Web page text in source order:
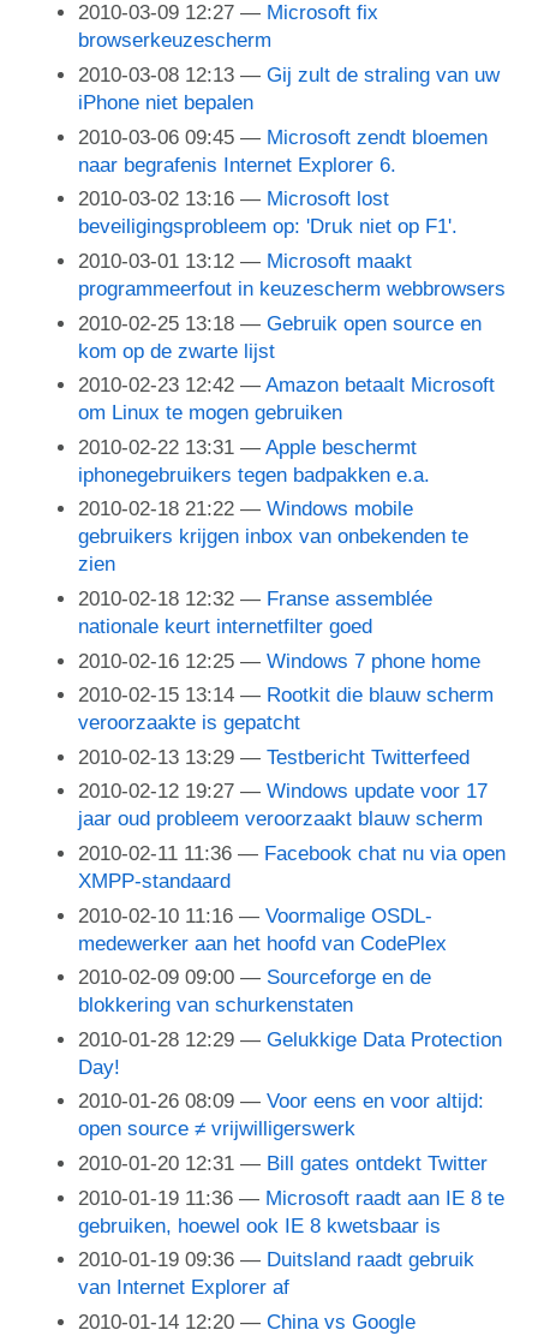
2010-03-09 12:27
Microsoft fix
browserkeuzescherm
2010-03-08 12:13
Gij zult de straling van uw
iPhone niet bepalen
2010-03-06 09:45
Microsoft zendt bloemen
naar begrafenis Internet Explorer 6.
2010-03-02 13:16
Microsoft lost
beveiligingsprobleem op: 'Druk niet op F1'.
2010-03-01 13:12
Microsoft maakt
programmeerfout in keuzescherm webbrowsers
2010-02-25 13:18
Gebruik open source en
kom op de zwarte lijst
2010-02-23 12:42
Amazon betaalt Microsoft
om Linux te mogen gebruiken
2010-02-22 13:31
Apple beschermt
iphonegebruikers tegen badpakken e.a.
2010-02-18 21:22
Windows mobile
gebruikers krijgen inbox van onbekenden te
zien
2010-02-18 12:32
Franse assemblée
nationale keurt internetfilter goed
2010-02-16 12:25
Windows 7 phone home
2010-02-15 13:14
Rootkit die blauw scherm
veroorzaakte is gepatcht
2010-02-13 13:29
Testbericht Twitterfeed
2010-02-12 19:27
Windows update voor 17
jaar oud probleem veroorzaakt blauw scherm
2010-02-11 11:36
Facebook chat nu via open
XMPP-standaard
2010-02-10 11:16
Voormalige OSDL-
medewerker aan het hoofd van CodePlex
2010-02-09 09:00
Sourceforge en de
blokkering van schurkenstaten
2010-01-28 12:29
Gelukkige Data Protection
Day!
2010-01-26 08:09
Voor eens en voor altijd:
open source ≠ vrijwilligerswerk
2010-01-20 12:31
Bill gates ontdekt Twitter
2010-01-19 11:36
Microsoft raadt aan IE 8 te
gebruiken, hoewel ook IE 8 kwetsbaar is
2010-01-19 09:36
Duitsland raadt gebruik
van Internet Explorer af
2010-01-14 12:20
China vs Google